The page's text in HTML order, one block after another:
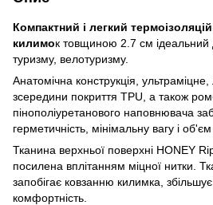
Компактний і легкий
килимок товщиною 2.7 см ідеальний
туризму, велотуризму.
Анатомічна конструкція,
зсередини покриття TPU, а також
пінополіуретанового наповнювача
герметичність, мінімальну вагу і
Тканина верхньої поверхні HONEY
посилена вплітанням міцної нитки.
запобігає ковзанню килимка, збільшує
комфортність.